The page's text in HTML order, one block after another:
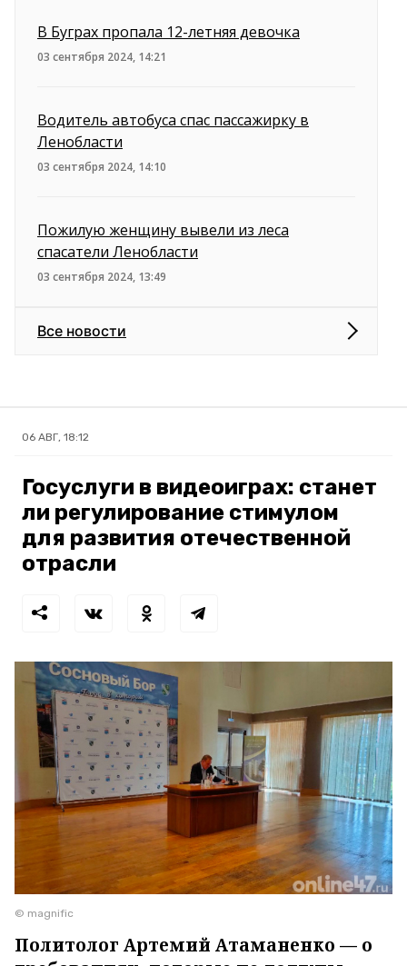
В Буграх пропала 12-летняя девочка
03 сентября 2024, 14:21
Водитель автобуса спас пассажирку в
Ленобласти
03 сентября 2024, 14:10
Пожилую женщину вывели из леса
спасатели Ленобласти
03 сентября 2024, 13:49
Все новости
06 АВГ, 18:12
Госуслуги в видеоиграх: станет
ли регулирование стимулом
для развития отечественной
отрасли
© magnific
Политолог Артемий Атаманенко — о